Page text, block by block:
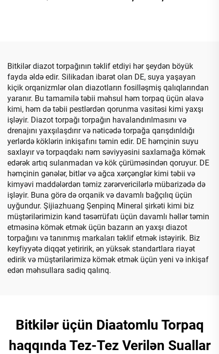
Bitkilər diazot torpağının təklif etdiyi hər şeydən böyük
fayda əldə edir. Silikadan ibarət olan DE, suya yaşayan
kiçik orqanizmlər olan diazotların fosilləşmiş qalıqlarından
yaranır. Bu tamamilə təbii məhsul həm torpaq üçün əlavə
kimi, həm də təbii pestlərdən qorunma vasitəsi kimi yaxşı
işləyir. Diazot torpağı torpağın havalandırılmasını və
drenajını yaxşılaşdırır və nəticədə torpağa qarışdırıldığı
yerlərdə köklərin inkişafını təmin edir. DE həmçinin suyu
saxlayır və torpaqdakı nəm səviyyəsini saxlamağa kömək
edərək artıq sulanmadan və kök çürüməsindən qoruyur. DE
həmçinin gənələr, bitlər və ağca xərçənglər kimi təbii və
kimyəvi maddələrdən təmiz zərərvericilərlə mübarizədə də
işləyir. Buna görə də orqanik və davamlı bağçılıq üçün
uyğundur. Şijiazhuang Şenpinq Mineral şirkəti kimi biz
müştərilərimizin kənd təsərrüfatı üçün davamlı həllər təmin
etməsinə kömək etmək üçün bazarın ən yaxşı diazot
torpağını və tanınmış markaları təklif etmək istəyirik. Biz
keyfiyyətə diqqət yetiririk, ən yüksək standartlara riayət
edirik və müştərilərimizə kömək etmək üçün yeni və inkişaf
edən məhsullara sadiq qalırıq.
Bitkilər üçün Diaatomlu Torpaq
haqqında Tez-Tez Verilən Suallar